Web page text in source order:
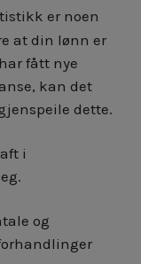
er noen
at din lønn er
fått nye
kan det
dette.
i
og